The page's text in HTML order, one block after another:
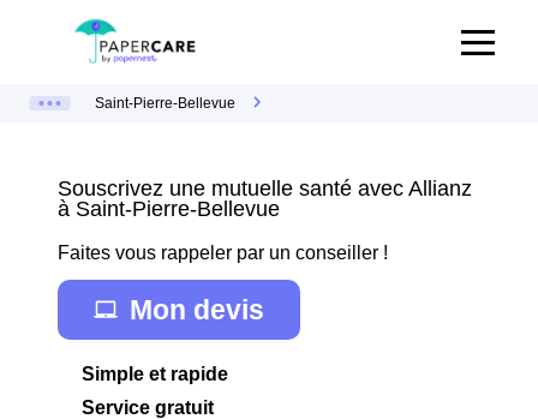
Saint-Pierre-Bellevue
Souscrivez une mutuelle santé avec Allianz
à Saint-Pierre-Bellevue
Faites vous rappeler par un conseiller !
Mon devis
Simple et rapide
Service gratuit